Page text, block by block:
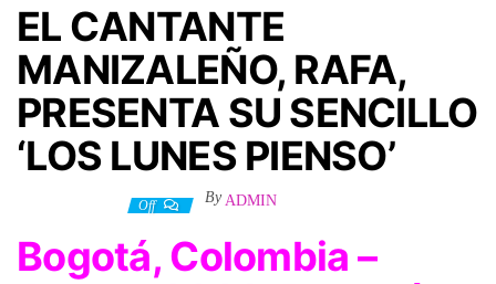
EL CANTANTE
MANIZALEÑO, RAFA,
PRESENTA SU SENCILLO
‘LOS LUNES PIENSO’
Off By ADMIN
Bogotá, Colombia –